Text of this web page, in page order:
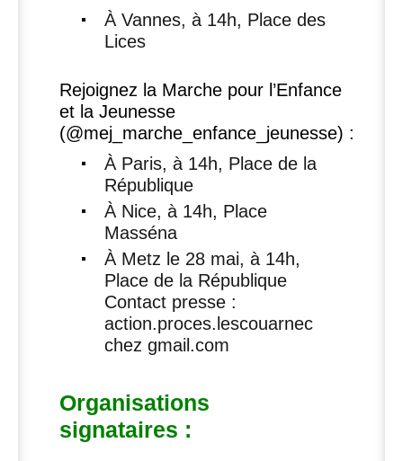
À Vannes, à 14h, Place des
Lices
Rejoignez la Marche pour l’Enfance
et la Jeunesse
(@mej_marche_enfance_jeunesse) :
À Paris, à 14h, Place de la
République
À Nice, à 14h, Place
Masséna
À Metz le 28 mai, à 14h,
Place de la République
Contact presse :
action.proces.lescouarnec
chez gmail.com
Organisations
signataires :